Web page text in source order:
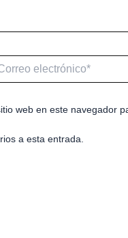
web en este navegador
a esta entrada.